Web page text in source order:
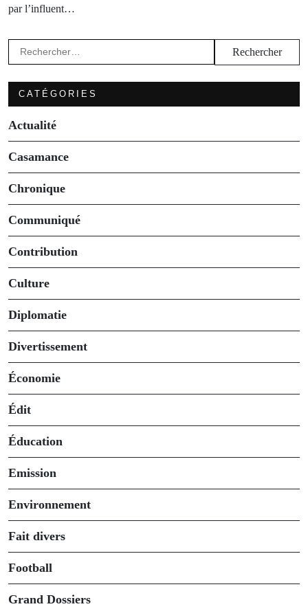
par l’influent…
Rechercher :
CATÉGORIES
Actualité
Casamance
Chronique
Communiqué
Contribution
Culture
Diplomatie
Divertissement
Économie
Édit
Éducation
Emission
Environnement
Fait divers
Football
Grand Dossiers